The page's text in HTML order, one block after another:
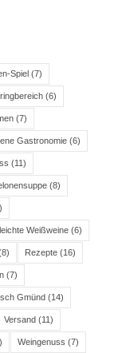
Spiel(7)
(6)
(7)
Gastronomie(6)
(11)
(8)
leichte Weißweine(6)
Rezepte(16)
(7)
Gmünd(14)
Versand(11)
Weingenuss (7)